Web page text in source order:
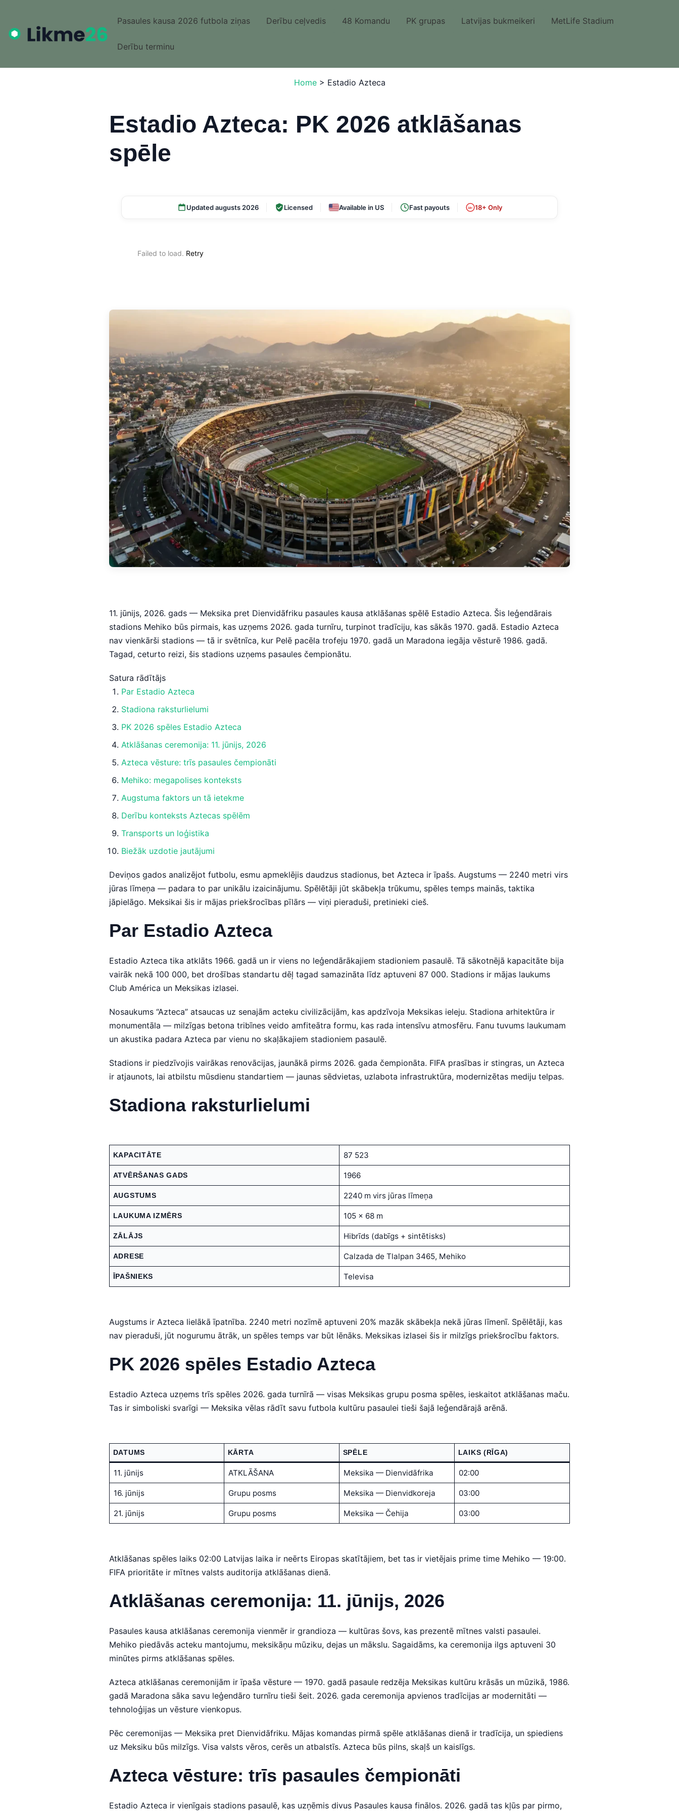
Pasaules kausa 2026 futbola ziņas Derību ceļvedis 48 Komandu PK grupas Latvijas bukmeikeri MetLife Stadium
Derību terminu
Home > Estadio Azteca
Estadio Azteca: PK 2026 atklāšanas
spēle
Updated augusts 2026 Licensed Available in US Fast payouts 18+ 18+ Only
Failed to load. Retry
11. jūnijs, 2026. gads — Meksika pret Dienvidāfriku pasaules kausa atklāšanas spēlē Estadio Azteca. Šis leģendārais
stadions Mehiko būs pirmais, kas uzņems 2026. gada turnīru, turpinot tradīciju, kas sākās 1970. gadā. Estadio Azteca
nav vienkārši stadions — tā ir svētnīca, kur Pelē pacēla trofeju 1970. gadā un Maradona iegāja vēsturē 1986. gadā.
Tagad, ceturto reizi, šis stadions uzņems pasaules čempionātu.
Satura rādītājs
Par Estadio Azteca
Stadiona raksturlielumi
PK 2026 spēles Estadio Azteca
Atklāšanas ceremonija: 11. jūnijs, 2026
Azteca vēsture: trīs pasaules čempionāti
Mehiko: megapolises konteksts
Augstuma faktors un tā ietekme
Derību konteksts Aztecas spēlēm
Transports un loģistika
Biežāk uzdotie jautājumi
Deviņos gados analizējot futbolu, esmu apmeklējis daudzus stadionus, bet Azteca ir īpašs. Augstums — 2240 metri virs
jūras līmeņa — padara to par unikālu izaicinājumu. Spēlētāji jūt skābekļa trūkumu, spēles temps mainās, taktika
jāpielāgo. Meksikai šis ir mājas priekšrocības pīlārs — viņi pieraduši, pretinieki cieš.
Par Estadio Azteca
Estadio Azteca tika atklāts 1966. gadā un ir viens no leģendārākajiem stadioniem pasaulē. Tā sākotnējā kapacitāte bija
vairāk nekā 100 000, bet drošības standartu dēļ tagad samazināta līdz aptuveni 87 000. Stadions ir mājas laukums
Club América un Meksikas izlasei.
Nosaukums “Azteca” atsaucas uz senajām acteku civilizācijām, kas apdzīvoja Meksikas ieleju. Stadiona arhitektūra ir
monumentāla — milzīgas betona tribīnes veido amfiteātra formu, kas rada intensīvu atmosfēru. Fanu tuvums laukumam
un akustika padara Azteca par vienu no skaļākajiem stadioniem pasaulē.
Stadions ir piedzīvojis vairākas renovācijas, jaunākā pirms 2026. gada čempionāta. FIFA prasības ir stingras, un Azteca
ir atjaunots, lai atbilstu mūsdienu standartiem — jaunas sēdvietas, uzlabota infrastruktūra, modernizētas mediju telpas.
Stadiona raksturlielumi
KAPACITĀTE 87 523
ATVĒRŠANAS GADS 1966
AUGSTUMS 2240 m virs jūras līmeņa
LAUKUMA IZMĒRS 105 x 68 m
ZĀLĀJS Hibrīds (dabīgs + sintētisks)
ADRESE Calzada de Tlalpan 3465, Mehiko
ĪPAŠNIEKS Televisa
Augstums ir Azteca lielākā īpatnība. 2240 metri nozīmē aptuveni 20% mazāk skābekļa nekā jūras līmenī. Spēlētāji, kas
nav pieraduši, jūt nogurumu ātrāk, un spēles temps var būt lēnāks. Meksikas izlasei šis ir milzīgs priekšrocību faktors.
PK 2026 spēles Estadio Azteca
Estadio Azteca uzņems trīs spēles 2026. gada turnīrā — visas Meksikas grupu posma spēles, ieskaitot atklāšanas maču.
Tas ir simboliski svarīgi — Meksika vēlas rādīt savu futbola kultūru pasaulei tieši šajā leģendārajā arēnā.
DATUMS KĀRTA SPĒLE LAIKS (RĪGA)
11. jūnijs ATKLĀŠANA Meksika — Dienvidāfrika 02:00
16. jūnijs Grupu posms Meksika — Dienvidkoreja 03:00
21. jūnijs Grupu posms Meksika — Čehija 03:00
Atklāšanas spēles laiks 02:00 Latvijas laika ir neērts Eiropas skatītājiem, bet tas ir vietējais prime time Mehiko — 19:00.
FIFA prioritāte ir mītnes valsts auditorija atklāšanas dienā.
Atklāšanas ceremonija: 11. jūnijs, 2026
Pasaules kausa atklāšanas ceremonija vienmēr ir grandioza — kultūras šovs, kas prezentē mītnes valsti pasaulei.
Mehiko piedāvās acteku mantojumu, meksikāņu mūziku, dejas un mākslu. Sagaidāms, ka ceremonija ilgs aptuveni 30
minūtes pirms atklāšanas spēles.
Azteca atklāšanas ceremonijām ir īpaša vēsture — 1970. gadā pasaule redzēja Meksikas kultūru krāsās un mūzikā, 1986.
gadā Maradona sāka savu leģendāro turnīru tieši šeit. 2026. gada ceremonija apvienos tradīcijas ar modernitāti —
tehnoloģijas un vēsture vienkopus.
Pēc ceremonijas — Meksika pret Dienvidāfriku. Mājas komandas pirmā spēle atklāšanas dienā ir tradīcija, un spiediens
uz Meksiku būs milzīgs. Visa valsts vēros, cerēs un atbalstīs. Azteca būs pilns, skaļš un kaislīgs.
Azteca vēsture: trīs pasaules čempionāti
Estadio Azteca ir vienīgais stadions pasaulē, kas uzņēmis divus Pasaules kausa finālos. 2026. gadā tas kļūs par pirmo,